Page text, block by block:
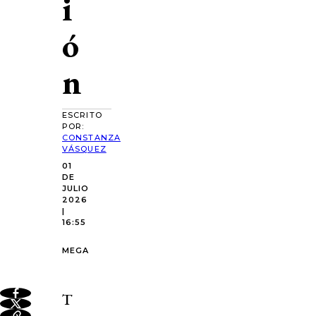
ó
n
ESCRITO
POR:
CONSTANZA
VÁSQUEZ
01
DE
JULIO
2026
|
16:55
MEGA
T